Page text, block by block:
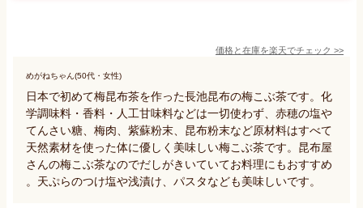
価格と在庫を楽天でチェック >>
めがねちゃん(50代・女性)
日本で初めて梅昆布茶を作った長池昆布の梅こぶ茶です。化
学調味料・香料・人工甘味料などは一切使わず、赤穂の塩や
てんさい糖、梅肉、紫蘇粉末、昆布粉末など原材料はすべて
天然素材を使った体に優しく美味しい梅こぶ茶です。昆布屋
さんの梅こぶ茶なのでだしがきいていてお料理にもおすすめ
。天ぷらのつけ塩や浅漬け、パスタなども美味しいです。